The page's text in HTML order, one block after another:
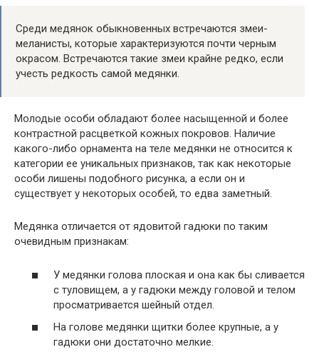
Среди медянок обыкновенных встречаются змеи-
меланисты, которые характеризуются почти черным
окрасом. Встречаются такие змеи крайне редко, если
учесть редкость самой медянки.
Молодые особи обладают более насыщенной и более
контрастной расцветкой кожных покровов. Наличие
какого-либо орнамента на теле медянки не относится к
категории ее уникальных признаков, так как некоторые
особи лишены подобного рисунка, а если он и
существует у некоторых особей, то едва заметный.
Медянка отличается от ядовитой гадюки по таким
очевидным признакам:
У медянки голова плоская и она как бы сливается
с туловищем, а у гадюки между головой и телом
просматривается шейный отдел.
На голове медянки щитки более крупные, а у
гадюки они достаточно мелкие.